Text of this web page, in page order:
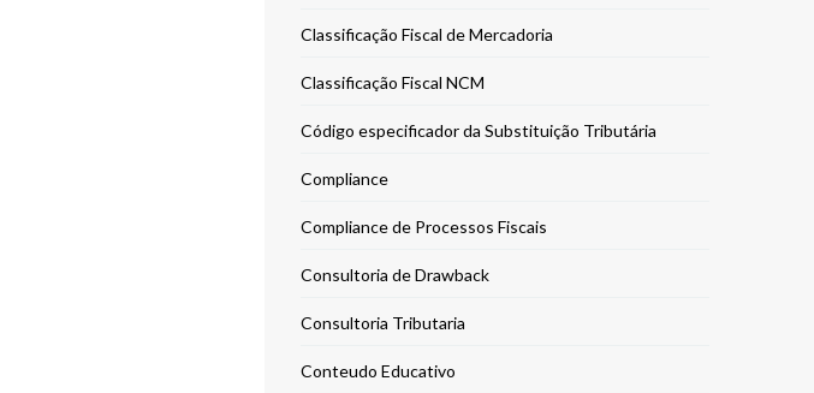
Classificação Fiscal de Mercadoria
Classificação Fiscal NCM
Código especificador da Substituição Tributária
Compliance
Compliance de Processos Fiscais
Consultoria de Drawback
Consultoria Tributaria
Conteudo Educativo